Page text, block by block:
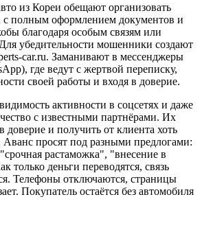
из Кореи обещают организовать
с полным оформлением документов и
благодаря особым связям или
убедительности мошенники создают
car.ru. Заманивают в мессенджеры
где ведут с жертвой переписку,
своей работы и входя в доверие.
активности в соцсетях и даже
с известными партнёрами. Их
доверие и получить от клиента хоть
Аванс просят под разными предлогами:
растаможка", "внесение в
только деньги переводятся, связь
Телефоны отключаются, страницы
Покупатель остаётся без автомобиля